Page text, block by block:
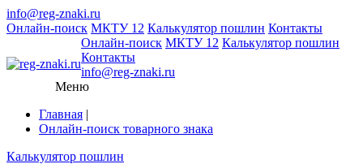
info@reg-znaki.ru
Онлайн-поиск МКТУ 12 Калькулятор пошлин Контакты
Онлайн-поиск МКТУ 12 Калькулятор пошлин
Контакты
info@reg-znaki.ru
Меню
Главная |
Онлайн-поиск товарного знака
Калькулятор пошлин